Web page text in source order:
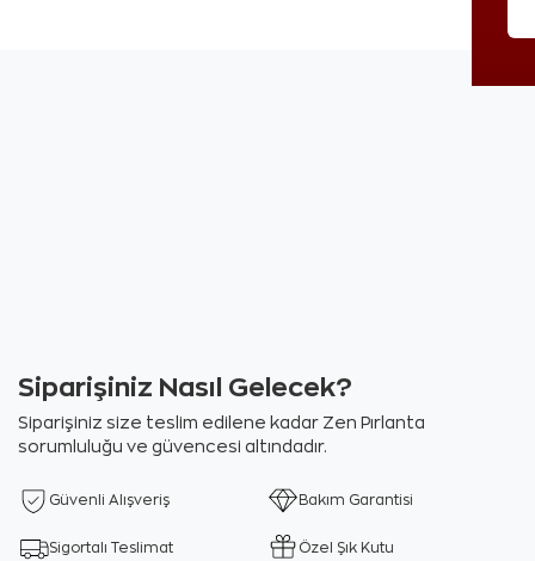
Siparişiniz Nasıl Gelecek?
Siparişiniz size teslim edilene kadar Zen Pırlanta
sorumluluğu ve güvencesi altındadır.
Güvenli Alışveriş Bakım Garantisi
Sigortalı Teslimat Özel Şık Kutu